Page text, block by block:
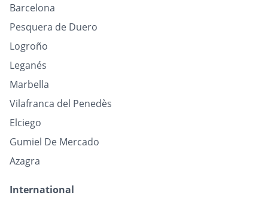
Barcelona
Pesquera de Duero
Logroño
Leganés
Marbella
Vilafranca del Penedès
Elciego
Gumiel De Mercado
Azagra
International